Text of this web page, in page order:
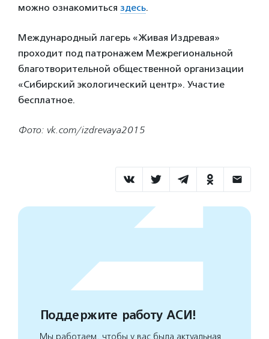
можно ознакомиться здесь.
Международный лагерь «Живая Издревая»
проходит под патронажем Межрегиональной
благотворительной общественной организации
«Сибирский экологический центр». Участие
бесплатное.
Фото: vk.com/izdrevaya2015
Поддержите работу АСИ!
Мы работаем, чтобы у вас была актуальная